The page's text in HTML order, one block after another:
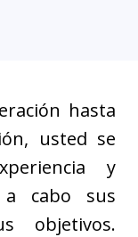
hasta
usted se
y
a cabo sus
objetivos.